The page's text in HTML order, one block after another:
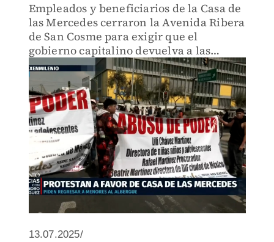
Empleados y beneficiarios de la Casa de
las Mercedes cerraron la Avenida Ribera
de San Cosme para exigir que el
gobierno capitalino devuelva a las
menores trasladadas a un albergue en
Iztacalco, donde denuncian condiciones
indignas.
13.07.2025/